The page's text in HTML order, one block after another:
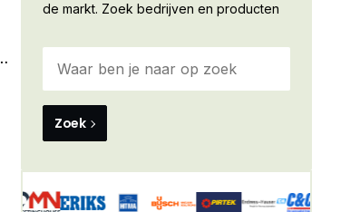
de markt. Zoek bedrijven en producten
Zoek